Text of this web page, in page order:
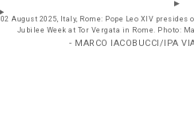
02 August 2025, Italy, Rome: Pope Leo XIV
Jubilee Week at Tor Vergata in Rome. Photo:
- MARCO IACOBUCCI/IPA